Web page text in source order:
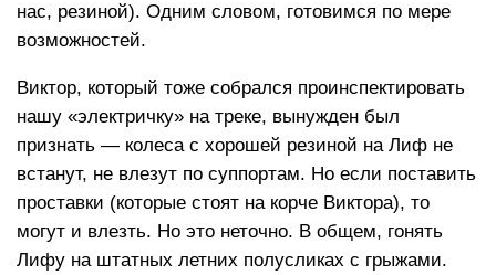
нас, резиной). Одним словом, готовимся по мере
возможностей.
Виктор, который тоже собрался проинспектировать
нашу «электричку» на треке, вынужден был
признать — колеса с хорошей резиной на Лиф не
встанут, не влезут по суппортам. Но если поставить
проставки (которые стоят на корче Виктора), то
могут и влезть. Но это неточно. В общем, гонять
Лифу на штатных летних полусликах с грыжами.